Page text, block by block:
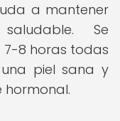
a mantener
Se
8 horas todas
piel sana y
hormonal.